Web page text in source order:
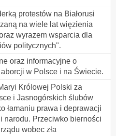
protestów na Białorusi
na wiele lat więzienia
wyrazem wsparcia dla
politycznych".
oraz informacyjne o
w Polsce i na Świecie.
Królowej Polski za
i Jasnogórskich ślubów
łamaniu prawa i deprawacji
narodu. Przeciwko bierności
wobec zła